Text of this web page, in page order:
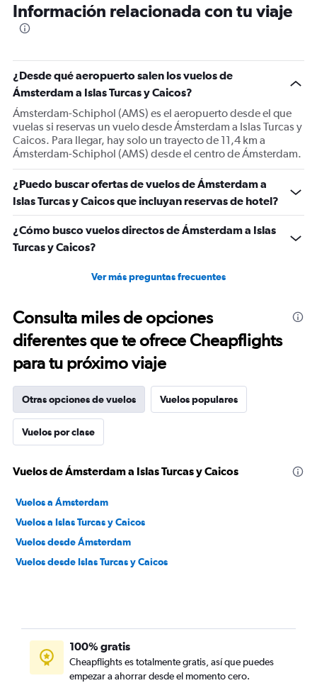
categories.
The
Y
axis
displaying
values.
Range:
0
to
Información relacionada con tu viaje
¿Desde qué aeropuerto salen los vuelos de
Ámsterdam a Islas Turcas y Caicos?
Ámsterdam-Schiphol (AMS) es el aeropuerto desde el que
vuelas si reservas un vuelo desde Ámsterdam a Islas Turcas y
Caicos. Para llegar, hay solo un trayecto de 11,4 km a
Ámsterdam-Schiphol (AMS) desde el centro de Ámsterdam.
¿Puedo buscar ofertas de vuelos de Ámsterdam a
Islas Turcas y Caicos que incluyan reservas de hotel?
¿Cómo busco vuelos directos de Ámsterdam a Islas
Turcas y Caicos?
Ver más preguntas frecuentes
Consulta miles de opciones
diferentes que te ofrece Cheapflights
para tu próximo viaje
Otras opciones de vuelos Vuelos populares
Vuelos por clase
Vuelos de Ámsterdam a Islas Turcas y Caicos
Vuelos a Ámsterdam
Vuelos a Islas Turcas y Caicos
Vuelos desde Ámsterdam
Vuelos desde Islas Turcas y Caicos
100% gratis
Cheapflights es totalmente gratis, así que puedes
empezar a ahorrar desde el momento cero.